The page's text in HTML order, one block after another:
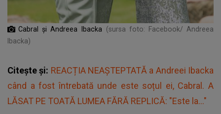
Cabral și Andreea Ibacka
(sursa foto: Facebook/ Andreea
Ibacka)
Citește și: REACȚIA NEAȘTEPTATĂ a Andreei Ibacka
când a fost întrebată unde este soțul ei, Cabral. A
LĂSAT PE TOATĂ LUMEA FĂRĂ REPLICĂ: "Este la..."